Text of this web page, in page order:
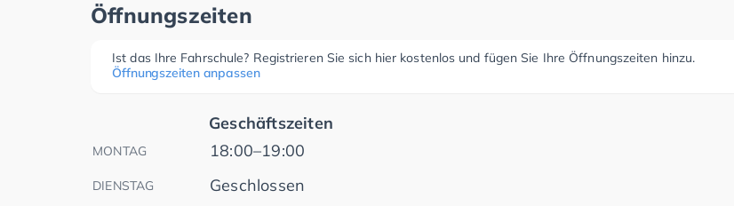
Öffnungszeiten
Ist das Ihre Fahrschule? Registrieren Sie sich hier kostenlos und fügen Sie Ihre Öffnungszeiten hinzu.
Öffnungszeiten anpassen
Geschäftszeiten
MONTAG 18:00–19:00
DIENSTAG Geschlossen